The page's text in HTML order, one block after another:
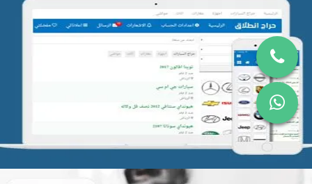
تصميم موقع حراج